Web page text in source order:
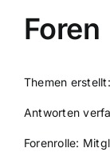
Foren
Themen
Antworten
Forenrolle: